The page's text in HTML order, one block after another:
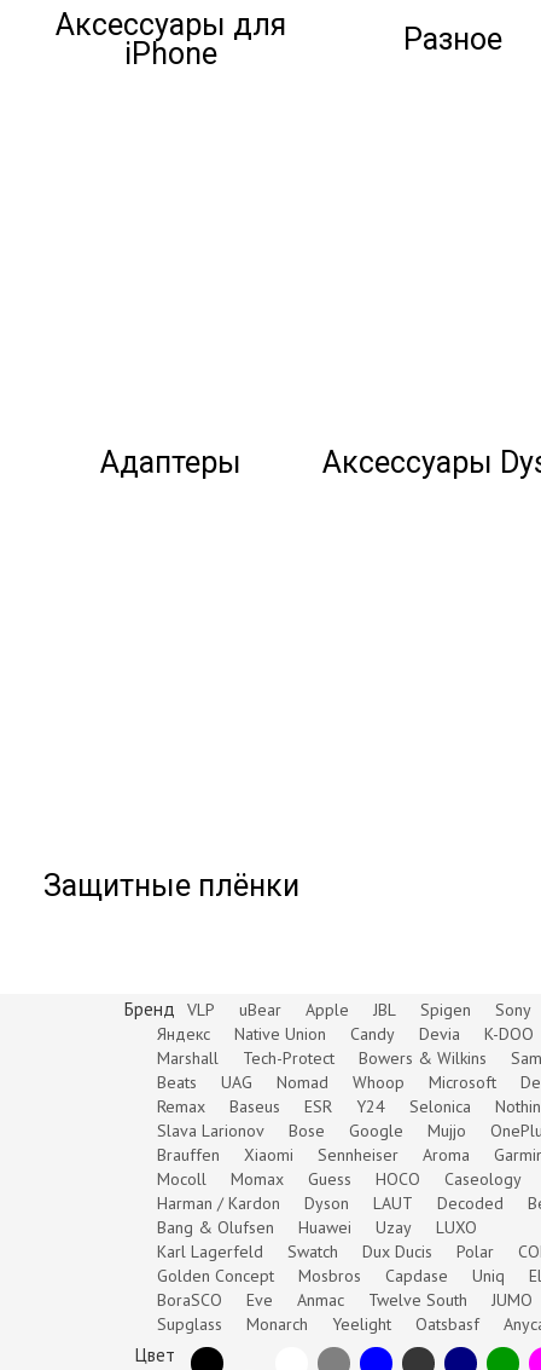
Аксессуары для
iPhone
Разное
Адаптеры Аксессуары
Защитные плёнки
Бренд VLP uBear Apple JBL Spigen
Sony
Яндекс
Native Union Candy Devia
K-DOO
Marshall
Tech-Protect Bowers & Wilkins
Beats
UAG Nomad Whoop Microsoft
Remax
Baseus ESR Y24 Selonica
Slava Larionov
Bose Google Mujjo
Brauffen
Xiaomi Sennheiser Aroma
Mocoll
Momax Guess HOCO
Caseology
Harman / Kardon
Dyson LAUT Decoded
Bang & Olufsen
Huawei Uzay
LUXO
Karl Lagerfeld
Swatch Dux Ducis Polar
Golden Concept
Mosbros Capdase Uniq
BoraSCO
Eve Anmac Twelve South
JUMO
Supglass
Monarch Yeelight Oatsbasf
Цвет